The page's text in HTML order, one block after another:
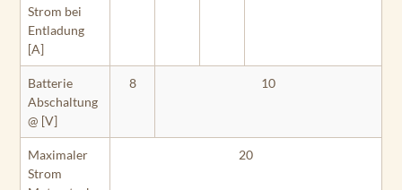
Strom bei
Entladung
[A]
Batterie
Abschaltung
@ [V]
8 10
Maximaler
Strom
20